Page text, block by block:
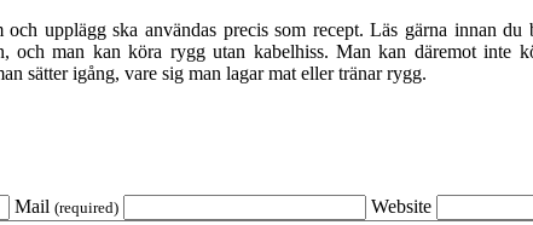
upplägg ska användas precis som recept. Läs gärna innan
och man kan köra rygg utan kabelhiss. Man kan däremot
sätter igång, vare sig man lagar mat eller tränar rygg.
Mail (required) Website